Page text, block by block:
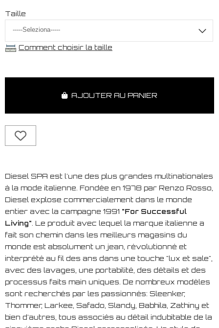
Taille
Comment choisir la taille
AJOUTER AU PANIER
Diesel SPA est l'une des plus grandes multinationales
à la mode italienne. Fondée en 1978 par Renzo Rosso,
Diesel explose commercialement dans le monde
entier avec la campagne 1991 "For Successful
Living". Le produit avec lequel la marque italienne a
fait son chemin dans les meilleurs magasins du
monde est absolument un jean, révolutionné et
interprété au fil des ans dans une touche "lux et sale",
avec des lavages, une portabilité, des détails et des
processus faits main uniques. De nombreux modèles
sont recherchés par les passionnés: Sleenker,
Thommer, Larkee, Safado, Slandy, Babhila, Zathiny et
bien d'autres, tous associés au détail indubitable de la